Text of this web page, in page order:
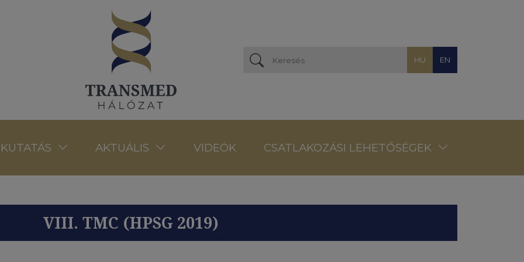
HU EN
KUTATÁS AKTUÁLIS VIDEÓK CSATLAKOZÁSI LEHETŐSÉGEK
VIII. TMC (HPSG 2019)